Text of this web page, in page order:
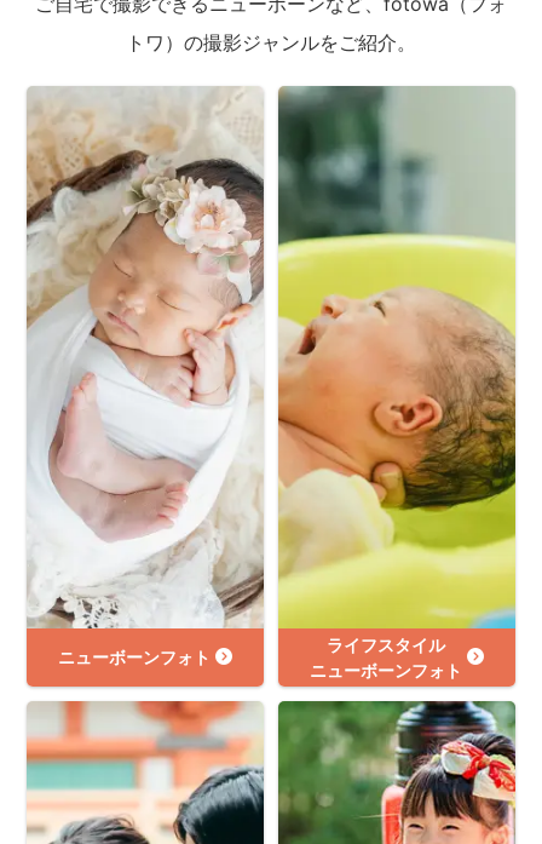
トワ）の撮影ジャンルをご紹介。
ニューボーンフォト
ライフスタイル
ニューボーンフォト